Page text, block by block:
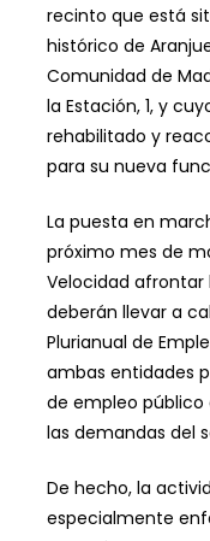
recinto que está
histórico de
Comunidad de
la Estación, 1, y
rehabilitado y
para su nueva
La puesta en
próximo mes de
Velocidad
deberán llevar a
Plurianual de
ambas entidades
de empleo
las demandas del
De hecho, la
especialmente